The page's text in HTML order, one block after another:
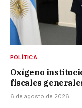
POLÍTICA
Oxígeno
fiscales
6 de agosto de 2026